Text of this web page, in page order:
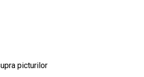
picturilor